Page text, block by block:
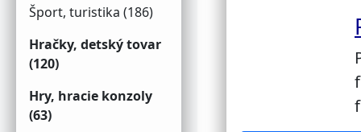
Šport, turistika (186)
Hračky, detský tovar
(120)
Hry, hracie konzoly
(63)